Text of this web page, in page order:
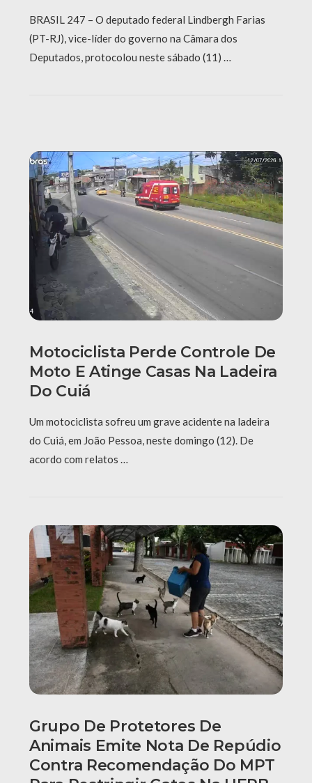
BRASIL 247 – O deputado federal Lindbergh Farias
(PT-RJ), vice-líder do governo na Câmara dos
Deputados, protocolou neste sábado (11) …
Motociclista Perde Controle De
Moto E Atinge Casas Na Ladeira
Do Cuiá
Um motociclista sofreu um grave acidente na ladeira
do Cuiá, em João Pessoa, neste domingo (12). De
acordo com relatos …
Grupo De Protetores De
Animais Emite Nota De Repúdio
Contra Recomendação Do MPT